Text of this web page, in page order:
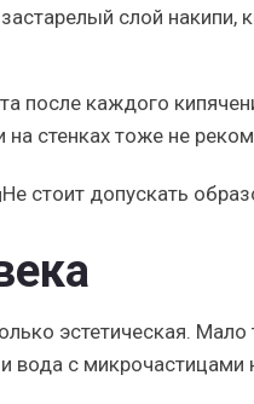
слой
после каждого
стенках тоже не
Не стоит допускать
эстетическая.
вода с